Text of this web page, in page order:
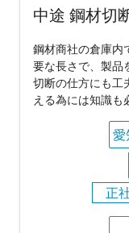
中途 鋼材切
鋼材商社の倉庫内
要な長さで、製品
切断の仕方にも工
える為には知識も
愛
正